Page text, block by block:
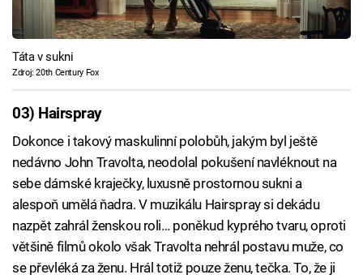
Táta v sukni
Zdroj: 20th Century Fox
03) Hairspray
Dokonce i takový maskulinní polobůh, jakým byl ještě
nedávno John Travolta, neodolal pokušení navléknout na
sebe dámské kraječky, luxusně prostornou sukni a
alespoň umělá ňadra. V muzikálu Hairspray si dekádu
nazpět zahrál ženskou roli… poněkud kyprého tvaru, oproti
většině filmů okolo však Travolta nehrál postavu muže, co
se převléká za ženu. Hrál totiž pouze ženu, tečka. To, že ji